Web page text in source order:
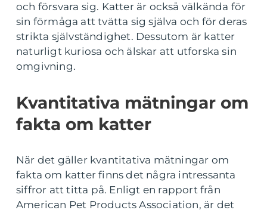
och försvara sig. Katter är också välkända för
sin förmåga att tvätta sig själva och för deras
strikta självständighet. Dessutom är katter
naturligt kuriosa och älskar att utforska sin
omgivning.
Kvantitativa mätningar om
fakta om katter
När det gäller kvantitativa mätningar om
fakta om katter finns det några intressanta
siffror att titta på. Enligt en rapport från
American Pet Products Association, är det